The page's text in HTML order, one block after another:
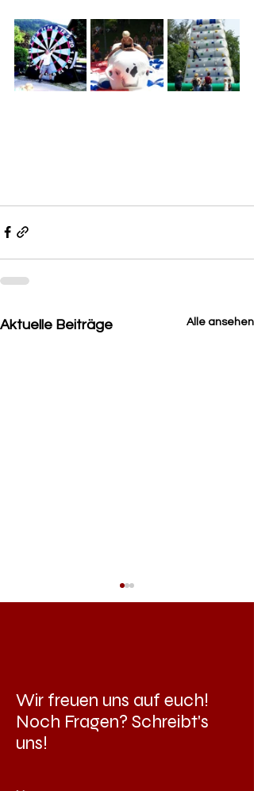
Aktuelle Beiträge Alle ansehen
Alle Infos zum 100.
Jahrmarkt der Stadtmusik
am 1. August 2026
Wir freuen uns auf euch!
Noch Fragen? Schreibt's
uns!